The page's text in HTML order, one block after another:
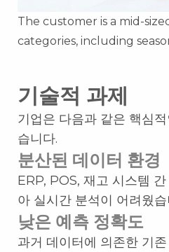
The customer is a mid-
categories, including
기술적 과제
기업은 다음과 같은 핵심
습니다.
분산된 데이터 환경
ERP, POS, 재고 시스템
아 실시간 분석이 어려웠습
낮은 예측 정확도
과거 데이터에 의존한 기